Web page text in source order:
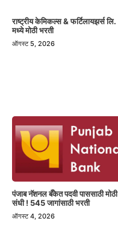
राष्ट्रीय केमिकल्स & फर्टिलायझर्स लि.
मध्ये मोठी भरती
ऑगस्ट 5, 2026
पंजाब नॅशनल बँकेत पदवी पाससाठी मोठी
संधी ! 545 जागांसाठी भरती
ऑगस्ट 4, 2026